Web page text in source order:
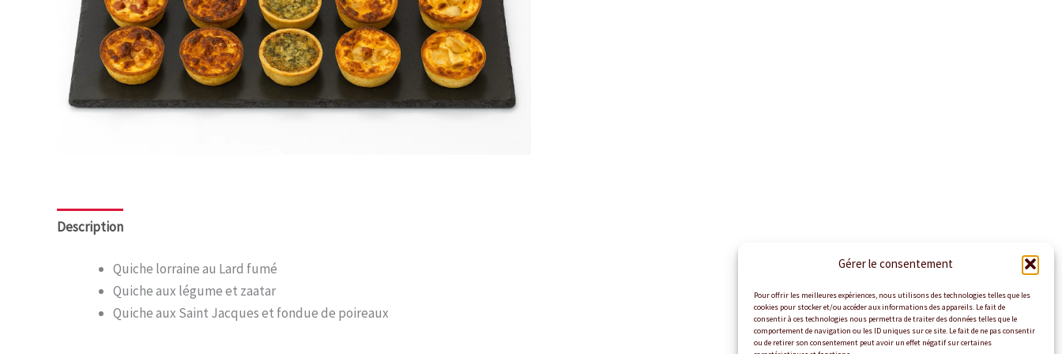
Gérer le consentement
Pour offrir les meilleures expériences, nous utilisons des technologies telles que les
cookies pour stocker et/ou accéder aux informations des appareils. Le fait de
consentir à ces technologies nous permettra de traiter des données telles que le
comportement de navigation ou les ID uniques sur ce site. Le fait de ne pas consentir
ou de retirer son consentement peut avoir un effet négatif sur certaines
Description
Quiche lorraine au Lard fumé
Quiche aux légume et zaatar
Quiche aux Saint Jacques et fondue de poireaux